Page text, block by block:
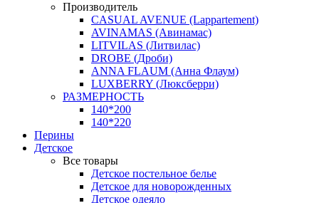
Производитель
CASUAL AVENUE (Lappartement)
AVINAMAS (Авинамас)
LITVILAS (Литвилас)
DROBE (Дроби)
ANNA FLAUM (Анна Флаум)
LUXBERRY (Люксберри)
РАЗМЕРНОСТЬ
140*200
140*220
Перины
Детское
Все товары
Детское постельное белье
Детское для новорожденных
Детское одеяло